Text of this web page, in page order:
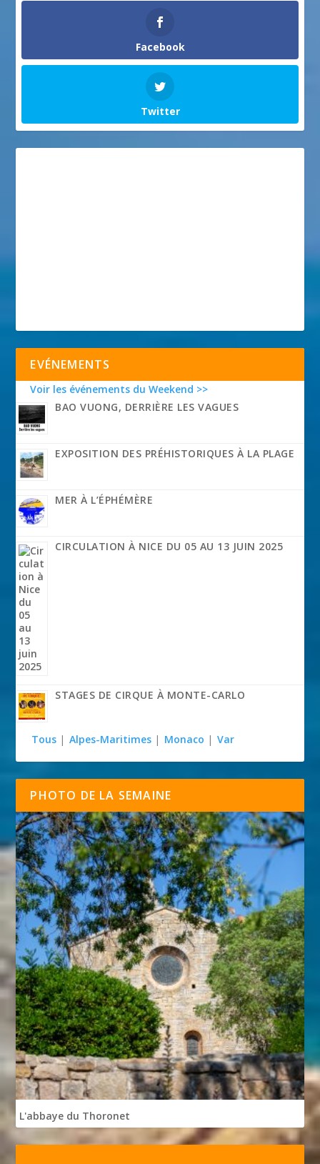
Facebook
Twitter
EVÉNEMENTS
Voir les événements du Weekend >>
BAO VUONG, DERRIÈRE LES VAGUES
EXPOSITION DES PRÉHISTORIQUES À LA PLAGE
MER À L’ÉPHÉMÈRE
CIRCULATION À NICE DU 05 AU 13 JUIN 2025
STAGES DE CIRQUE À MONTE-CARLO
Tous | Alpes-Maritimes | Monaco | Var
PHOTO DE LA SEMAINE
L'abbaye du Thoronet